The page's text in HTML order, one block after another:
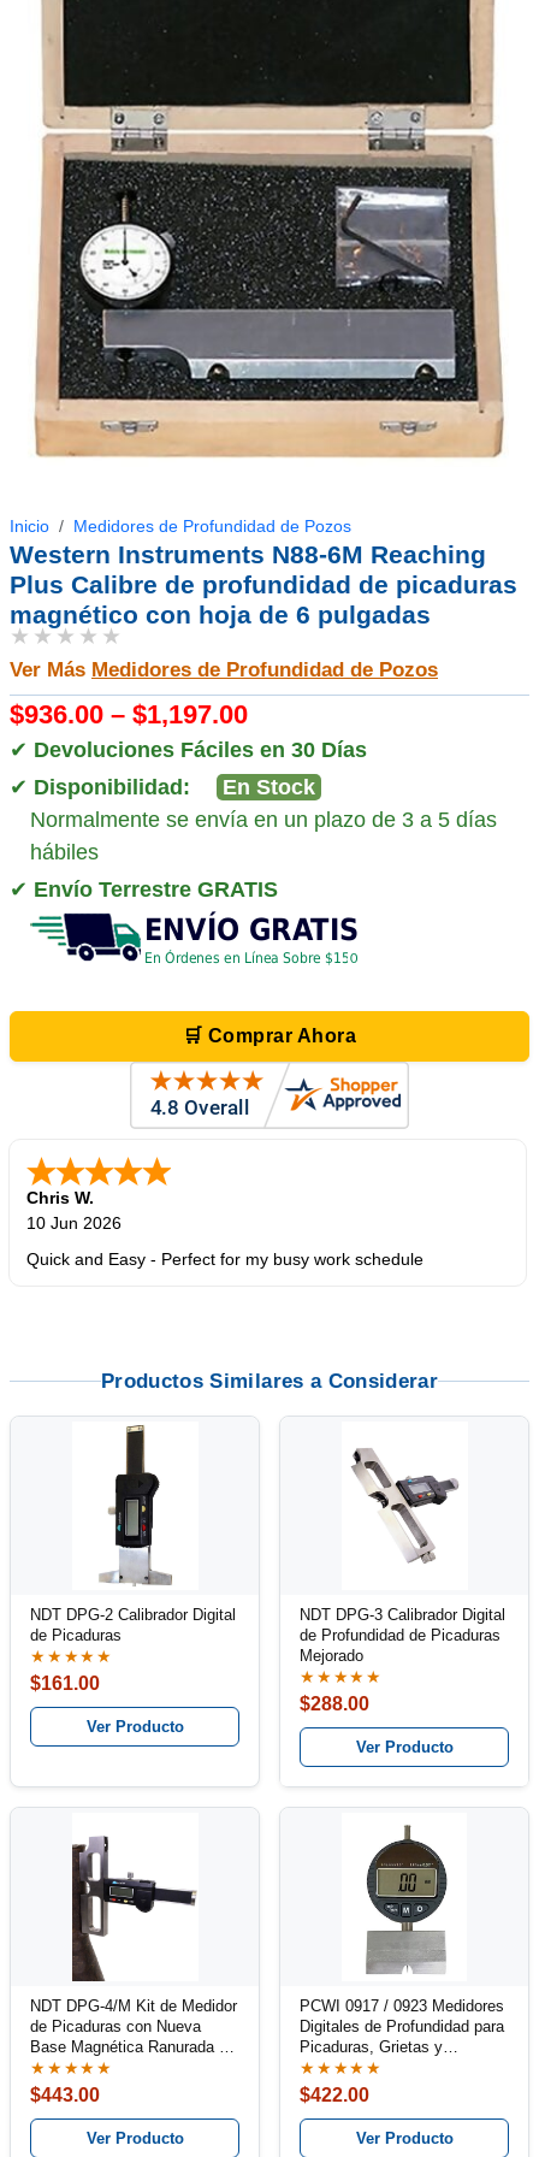
Inicio Medidores de Profundidad de Pozos
Western Instruments N88-6M Reaching
Plus Calibre de profundidad de picaduras
magnético con hoja de 6 pulgadas
★★★★★
Ver Más Medidores de Profundidad de Pozos
$936.00 – $1,197.00
✔ Devoluciones Fáciles en 30 Días
✔ Disponibilidad:
En Stock
Normalmente se envía en un plazo de 3 a 5 días
hábiles
✔ Envío Terrestre GRATIS
🛒 Comprar Ahora
Chris W.
10 Jun 2026
Quick and Easy - Perfect for my busy work schedule
Productos Similares a Considerar
NDT DPG-2 Calibrador Digital
de Picaduras
★★★★★
$161.00
Ver Producto
NDT DPG-3 Calibrador Digital
de Profundidad de Picaduras
Mejorado
★★★★★
$288.00
Ver Producto
NDT DPG-4/M Kit de Medidor
de Picaduras con Nueva
Base Magnética Ranurada en
V
★★★★★
$443.00
Ver Producto
PCWI 0917 / 0923 Medidores
Digitales de Profundidad para
Picaduras, Grietas y
Corrosión
★★★★★
$422.00
Ver Producto